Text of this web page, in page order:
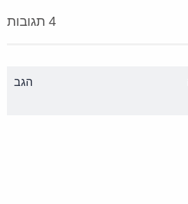
4 תגובות
הגב